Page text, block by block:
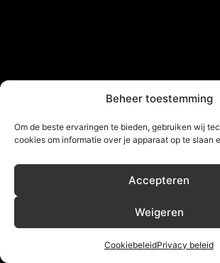
Beheer toestemming
Om de beste ervaringen te bieden, gebruiken wij
cookies om informatie over je apparaat op te slaan
Accepteren
Weigeren
CookiebeleidPrivacy beleid